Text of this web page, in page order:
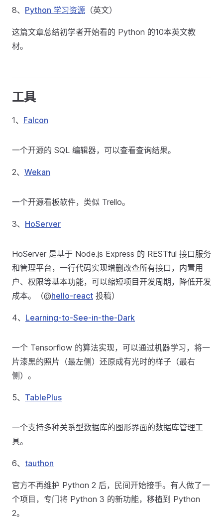
8、 Python 学习资源 （英文）
这篇文章总结初学者开始看的 Python 的10本英文教
材。
工具
1、 Falcon
一个开源的 SQL 编辑器，可以查看查询结果。
2、 Wekan
一个开源看板软件，类似 Trello。
3、 HoServer
HoServer 是基于 Node.js Express 的 RESTful 接口服务
和管理平台，一行代码实现增删改查所有接口，内置用
户、权限等基本功能，可以缩短项目开发周期，降低开发
成本。（@hello-react 投稿）
4、 Learning-to-See-in-the-Dark
一个 Tensorflow 的算法实现，可以通过机器学习，将一
片漆黑的照片（最左侧）还原成有光时的样子（最右
侧）。
5、 TablePlus
一个支持多种关系型数据库的图形界面的数据库管理工
具。
6、 tauthon
官方不再维护 Python 2 后，民间开始接手。有人做了一
个项目，专门将 Python 3 的新功能，移植到 Python
2。